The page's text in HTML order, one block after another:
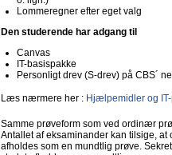
Lommeregner efter eget valg
Den studerende har adgang til
Canvas
IT-basispakke
Personligt drev (S-drev) på CBS´
Læs nærmere her : Hjælpemidler og
Samme prøveform som ved ordinær
Antallet af eksaminander kan tilsige,
afholdes som en mundtlig prøve.